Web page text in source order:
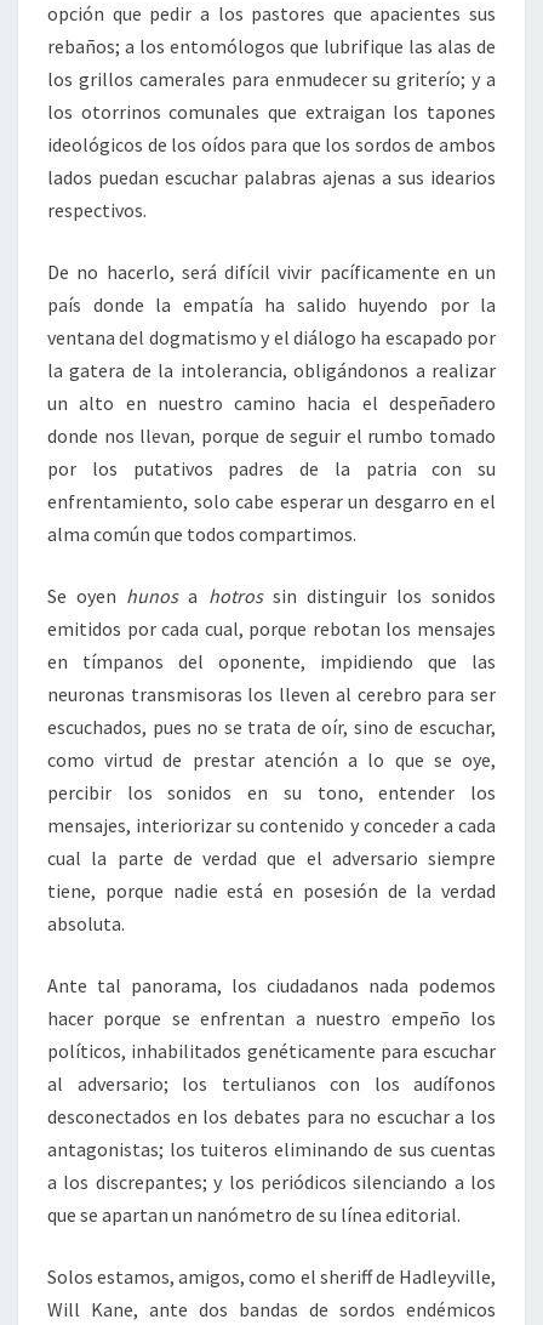
opción que pedir a los pastores que apacientes sus
rebaños; a los entomólogos que lubrifique las alas de
los grillos camerales para enmudecer su griterío; y a
los otorrinos comunales que extraigan los tapones
ideológicos de los oídos para que los sordos de ambos
lados puedan escuchar palabras ajenas a sus idearios
respectivos.
De no hacerlo, será difícil vivir pacíficamente en un
país donde la empatía ha salido huyendo por la
ventana del dogmatismo y el diálogo ha escapado por
la gatera de la intolerancia, obligándonos a realizar
un alto en nuestro camino hacia el despeñadero
donde nos llevan, porque de seguir el rumbo tomado
por los putativos padres de la patria con su
enfrentamiento, solo cabe esperar un desgarro en el
alma común que todos compartimos.
Se oyen hunosa hotrossin distinguir los sonidos
emitidos por cada cual, porque rebotan los mensajes
en tímpanos del oponente, impidiendo que las
neuronas transmisoras los lleven al cerebro para ser
escuchados, pues no se trata de oír, sino de escuchar,
como virtud de prestar atención a lo que se oye,
percibir los sonidos en su tono, entender los
mensajes, interiorizar su contenido y conceder a cada
cual la parte de verdad que el adversario siempre
tiene, porque nadie está en posesión de la verdad
absoluta.
Ante tal panorama, los ciudadanos nada podemos
hacer porque se enfrentan a nuestro empeño los
políticos, inhabilitados genéticamente para escuchar
al adversario; los tertulianos con los audífonos
desconectados en los debates para no escuchar a los
antagonistas; los tuiteros eliminando de sus cuentas
a los discrepantes; y los periódicos silenciando a los
que se apartan un nanómetro de su línea editorial.
Solos estamos, amigos, como el sheriff de Hadleyville,
Will Kane, ante dos bandas de sordos endémicos